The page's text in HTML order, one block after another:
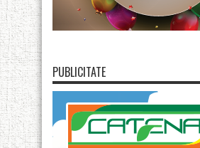
PUBLICITATE